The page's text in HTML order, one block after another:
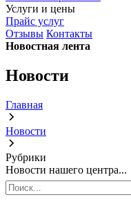
Услуги и цены
Прайс услуг
Отзывы Контакты
Новостная лента
Новости
Главная
Новости
Рубрики
Новости нашего центра...